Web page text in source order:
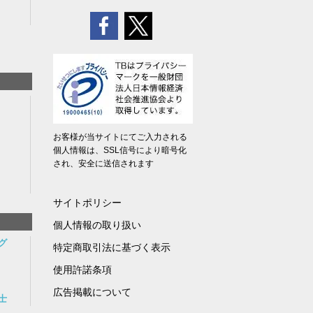
お客様が当サイトにてご入力される
個人情報は、SSL信号により暗号化
され、安全に送信されます
サイトポリシー
個人情報の取り扱い
特定商取引法に基づく表示
使用許諾条項
広告掲載について